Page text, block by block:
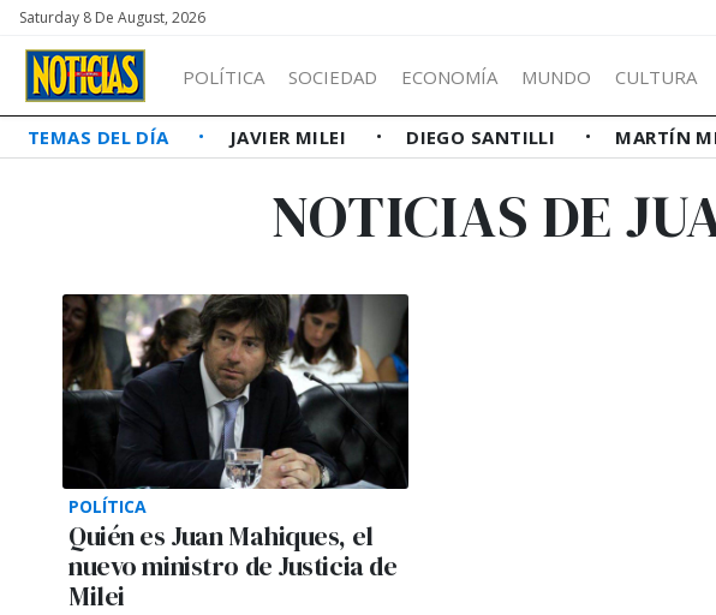
Saturday 8 De August, 2026
POLÍTICA SOCIEDAD ECONOMÍA MUNDO CULTURA
TEMAS DEL DÍA JAVIER MILEI DIEGO SANTILLI MARTÍN
NOTICIAS DE
POLÍTICA
Quién es Juan Mahiques, el
nuevo ministro de Justicia de
Milei